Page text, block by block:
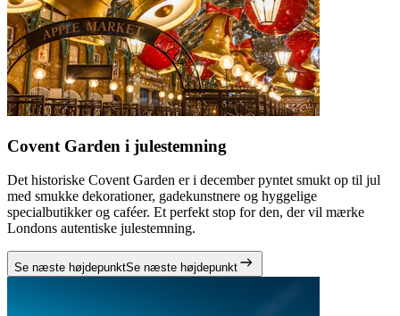
Covent Garden i julestemning
Det historiske Covent Garden er i december pyntet smukt op til jul
med smukke dekorationer, gadekunstnere og hyggelige
specialbutikker og caféer. Et perfekt stop for den, der vil mærke
Londons autentiske julestemning.
Se næste højdepunktSe næste højdepunkt